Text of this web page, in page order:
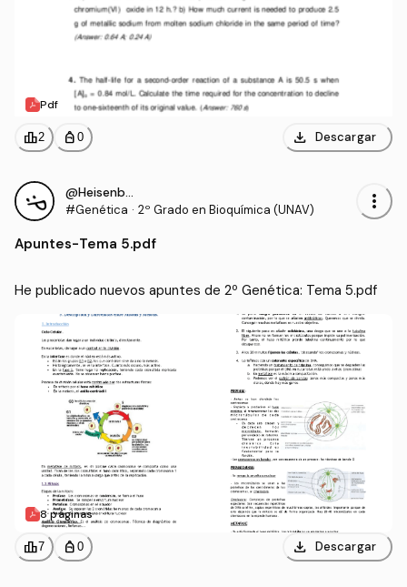
Pdf
leaderboard2 personal_bag 0 download Descargar
@Heisenberg4
#Genética · 2º Grado en Bioquímica (UNAV) more_vert
Apuntes-Tema 5.pdf
He publicado nuevos apuntes de 2º Genética: Tema 5.pdf
8 páginas
leaderboard7 personal_bag 0 download Descargar